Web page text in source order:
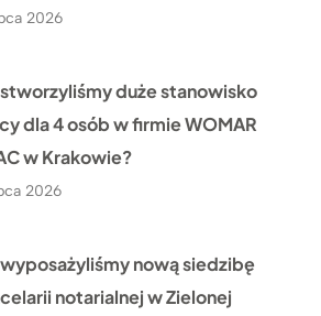
2026
stworzyliśmy duże stanowisko
dla 4 osób w firmie WOMAR
w Krakowie?
2026
wyposażyliśmy nową siedzibę
notarialnej w Zielonej